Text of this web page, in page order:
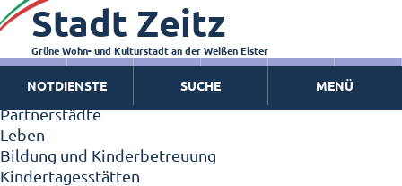
Zeitz - Die Kleinstadt
Willkommen in Zeitz!
Interview mit Oberbürgermeister Christian Thieme
Zeitz - Stadt der Zukunft
Ortschaften
Partnerstädte
Leben
Bildung und Kinderbetreuung
Kindertagesstätten
Stadt Zeitz
Grüne Wohn- und Kulturstadt an der Weißen Elster
NOTDIENSTE SUCHE MENÜ